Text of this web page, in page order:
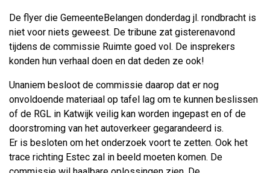
De flyer die GemeenteBelangen donderdag jl. rondbracht is
niet voor niets geweest. De tribune zat gisterenavond
tijdens de commissie Ruimte goed vol. De insprekers
konden hun verhaal doen en dat deden ze ook!
Unaniem besloot de commissie daarop dat er nog
onvoldoende materiaal op tafel lag om te kunnen beslissen
of de RGL in Katwijk veilig kan worden ingepast en of de
doorstroming van het autoverkeer gegarandeerd is.
Er is besloten om het onderzoek voort te zetten. Ook het
trace richting Estec zal in beeld moeten komen. De